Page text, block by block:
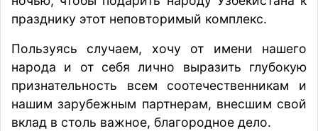
празднику этот неповторимый комплекс.
Пользуясь случаем, хочу от имени нашего
народа и от себя лично выразить глубокую
признательность всем соотечественникам и
нашим зарубежным партнерам, внесшим свой
вклад в столь важное, благородное дело.